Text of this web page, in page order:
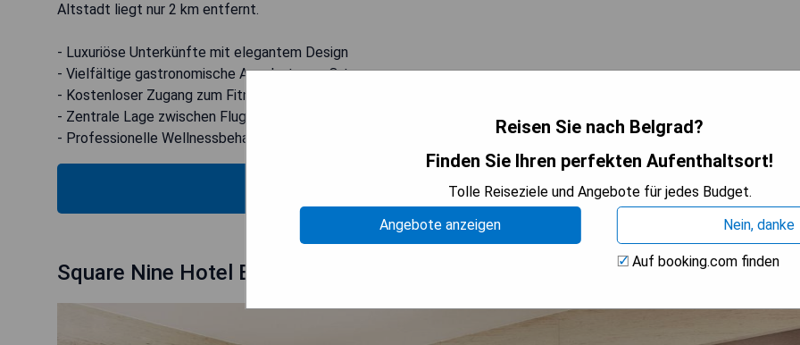
Altstadt liegt nur 2 km entfernt.
- Luxuriöse Unterkünfte mit elegantem Design
- Vielfältige gastronomische Angebote vor Ort
- Kostenloser Zugang zum Fitnesszentrum & Spa
- Zentrale Lage zwischen Flughafen und Altstadt
- Professionelle Wellnessbehandlungen verfügbar
VERFÜGBARKEIT PRÜFEN
Square Nine Hotel Belgrade-The Leading Hotels of The World
Reisen Sie nach Belgrad?
Finden Sie Ihren perfekten Aufenthaltsort!
Tolle Reiseziele und Angebote für jedes Budget.
Angebote anzeigen
Nein, danke
Auf booking.com finden